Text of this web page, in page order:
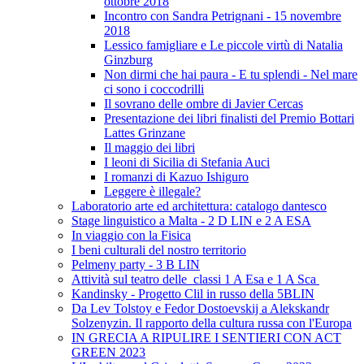
Incontro con Sandra Petrignani - 15 novembre
2018
Lessico famigliare e Le piccole virtù di Natalia
Ginzburg
Non dirmi che hai paura - E tu splendi - Nel mare
ci sono i coccodrilli
Il sovrano delle ombre di Javier Cercas
Presentazione dei libri finalisti del Premio Bottari
Lattes Grinzane
Il maggio dei libri
I leoni di Sicilia di Stefania Auci
I romanzi di Kazuo Ishiguro
Leggere è illegale?
Laboratorio arte ed architettura: catalogo dantesco
Stage linguistico a Malta - 2 D LIN e 2 A ESA
In viaggio con la Fisica
I beni culturali del nostro territorio
Pelmeny party - 3 B LIN
Attività sul teatro delle classi 1 A Esa e 1 A Sca
Kandinsky - Progetto Clil in russo della 5BLIN
Da Lev Tolstoy e Fedor Dostoevskij a Alekskandr
Solzenyzin. Il rapporto della cultura russa con l'Europa
IN GRECIA A RIPULIRE I SENTIERI CON ACT
GREEN 2023